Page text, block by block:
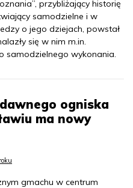
przybliżający historię
samodzielne i w
o jego dziejach, powstał
się w nim m.in.
samodzielnego wykonania.
ogniska
ma nowy
gmachu w centrum